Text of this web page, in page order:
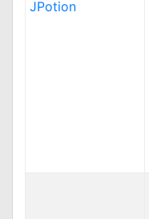
JPotion